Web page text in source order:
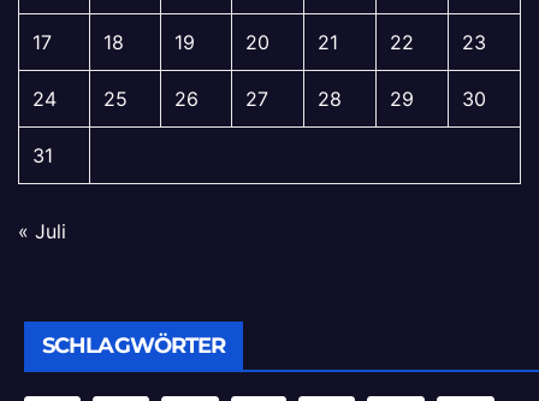
17 18 19 20 21 22 23
24 25 26 27 28 29 30
31
« Juli
SCHLAGWÖRTER